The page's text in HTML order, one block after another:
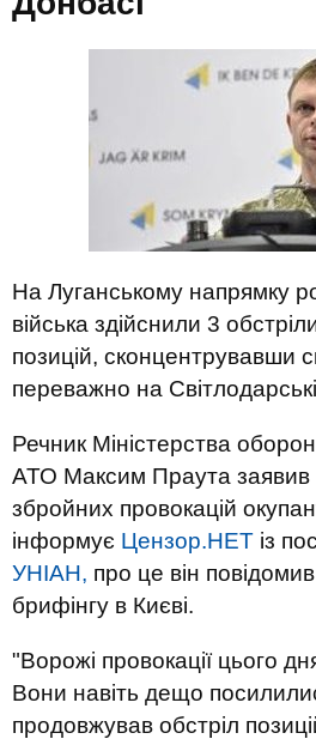
На Луганському напрямку
війська здійснили 3
позицій, сконцентрувавши
переважно на
Речник Міністерства
АТО Максим Праута заявив
збройних провокацій
інформує Цензор.НЕТ із
УНІАН, про це він
брифінгу в Києві.
"Ворожі провокації цього
Вони навіть дещо
продовжував обстріл